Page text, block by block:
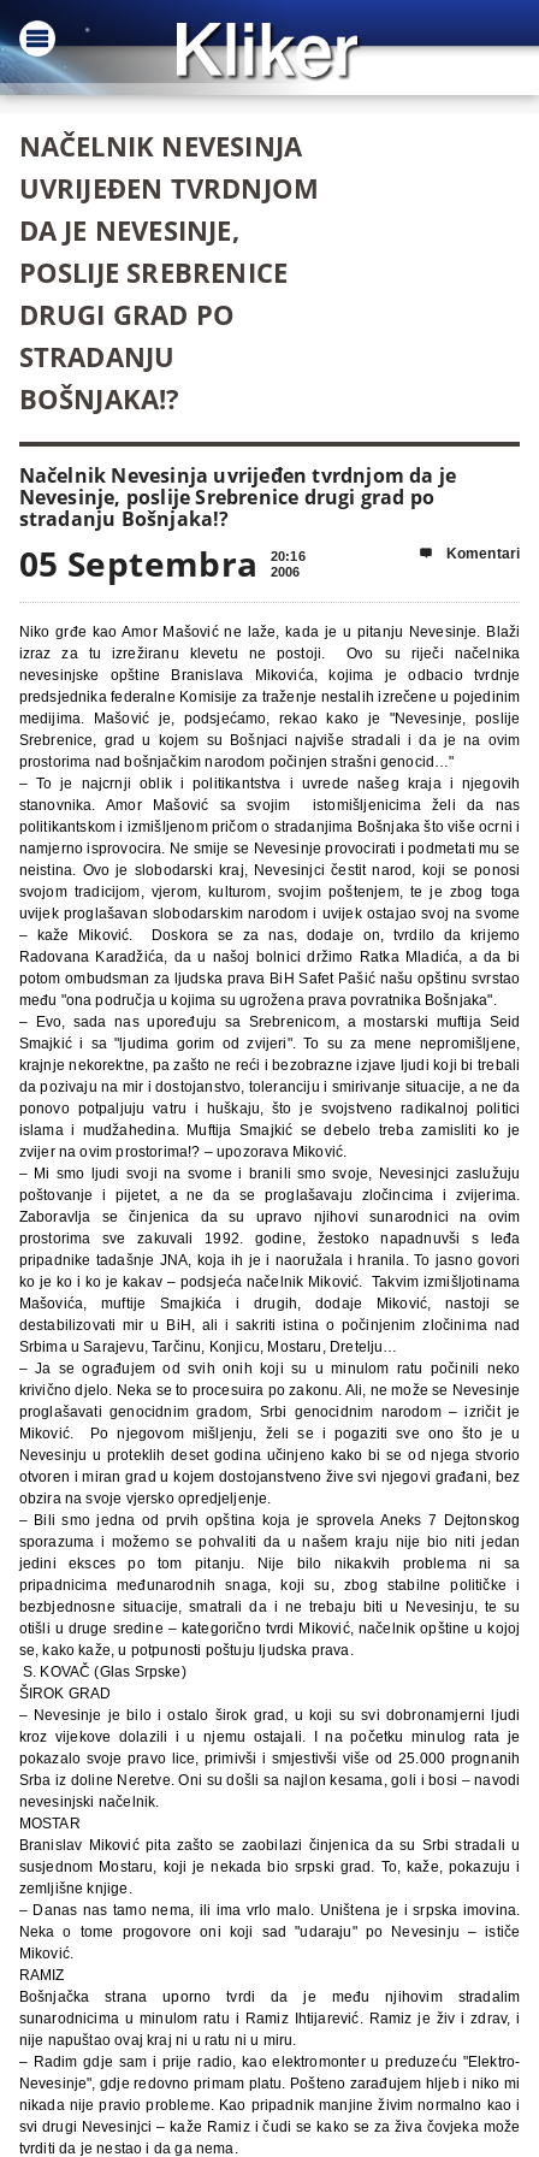
NAČELNIK NEVESINJA
UVRIJEĐEN TVRDNJOM
DA JE NEVESINJE,
POSLIJE SREBRENICE
DRUGI GRAD PO
STRADANJU
BOŠNJAKA!?
Načelnik Nevesinja uvrijeđen tvrdnjom da je
Nevesinje, poslije Srebrenice drugi grad po
stradanju Bošnjaka!?
05 Septembra
20:16
2006
 Komentari
Niko grđe kao Amor Mašović ne laže, kada je u pitanju Nevesinje. Blaži
izraz za tu izrežiranu klevetu ne postoji.
Ovo su riječi načelnika
nevesinjske opštine Branislava Mikovića, kojima je odbacio tvrdnje
predsjednika federalne Komisije za traženje nestalih izrečene u pojedinim
medijima. Mašović je, podsjećamo, rekao kako je "Nevesinje, poslije
Srebrenice, grad u kojem su Bošnjaci najviše stradali i da je na ovim
prostorima nad bošnjačkim narodom počinjen strašni genocid…"
– To je najcrnji oblik i politikantstva i uvrede našeg kraja i njegovih
stanovnika. Amor Mašović sa svojim istomišljenicima želi da nas
politikantskom i izmišljenom pričom o stradanjima Bošnjaka što više ocrni i
namjerno isprovocira. Ne smije se Nevesinje provocirati i podmetati mu se
neistina. Ovo je slobodarski kraj, Nevesinjci čestit narod, koji se ponosi
svojom tradicijom, vjerom, kulturom, svojim poštenjem, te je zbog toga
uvijek proglašavan slobodarskim narodom i uvijek ostajao svoj na svome
– kaže Miković.
Doskora se za nas, dodaje on, tvrdilo da krijemo
Radovana Karadžića, da u našoj bolnici držimo Ratka Mladića, a da bi
potom ombudsman za ljudska prava BiH Safet Pašić našu opštinu svrstao
među "ona područja u kojima su ugrožena prava povratnika Bošnjaka".
– Evo, sada nas upoređuju sa Srebrenicom, a mostarski muftija Seid
Smajkić i sa "ljudima gorim od zvijeri". To su za mene nepromišljene,
krajnje nekorektne, pa zašto ne reći i bezobrazne izjave ljudi koji bi trebali
da pozivaju na mir i dostojanstvo, toleranciju i smirivanje situacije, a ne da
ponovo potpaljuju vatru i huškaju, što je svojstveno radikalnoj politici
islama i mudžahedina. Muftija Smajkić se debelo treba zamisliti ko je
zvijer na ovim prostorima!? – upozorava Miković.
– Mi smo ljudi svoji na svome i branili smo svoje, Nevesinjci zaslužuju
poštovanje i pijetet, a ne da se proglašavaju zločincima i zvijerima.
Zaboravlja se činjenica da su upravo njihovi sunarodnici na ovim
prostorima sve zakuvali 1992. godine, žestoko napadnuvši s leđa
pripadnike tadašnje JNA, koja ih je i naoružala i hranila. To jasno govori
ko je ko i ko je kakav – podsjeća načelnik Miković.
Takvim izmišljotinama
Mašovića, muftije Smajkića i drugih, dodaje Miković, nastoji se
destabilizovati mir u BiH, ali i sakriti istina o počinjenim zločinima nad
Srbima u Sarajevu, Tarčinu, Konjicu, Mostaru, Dretelju…
– Ja se ograđujem od svih onih koji su u minulom ratu počinili neko
krivično djelo. Neka se to procesuira po zakonu. Ali, ne može se Nevesinje
proglašavati genocidnim gradom, Srbi genocidnim narodom – izričit je
Miković.
Po njegovom mišljenju, želi se i pogaziti sve ono što je u
Nevesinju u proteklih deset godina učinjeno kako bi se od njega stvorio
otvoren i miran grad u kojem dostojanstveno žive svi njegovi građani, bez
obzira na svoje vjersko opredjeljenje.
– Bili smo jedna od prvih opština koja je sprovela Aneks 7 Dejtonskog
sporazuma i možemo se pohvaliti da u našem kraju nije bio niti jedan
jedini eksces po tom pitanju. Nije bilo nikakvih problema ni sa
pripadnicima međunarodnih snaga, koji su, zbog stabilne političke i
bezbjednosne situacije, smatrali da i ne trebaju biti u Nevesinju, te su
otišli u druge sredine – kategorično tvrdi Miković, načelnik opštine u kojoj
se, kako kaže, u potpunosti poštuju ljudska prava.
S. KOVAČ (Glas Srpske)
ŠIROK GRAD
– Nevesinje je bilo i ostalo širok grad, u koji su svi dobronamjerni ljudi
kroz vijekove dolazili i u njemu ostajali. I na početku minulog rata je
pokazalo svoje pravo lice, primivši i smjestivši više od 25.000 prognanih
Srba iz doline Neretve. Oni su došli sa najlon kesama, goli i bosi – navodi
nevesinjski načelnik.
MOSTAR
Branislav Miković pita zašto se zaobilazi činjenica da su Srbi stradali u
susjednom Mostaru, koji je nekada bio srpski grad. To, kaže, pokazuju i
zemljišne knjige.
– Danas nas tamo nema, ili ima vrlo malo. Uništena je i srpska imovina.
Neka o tome progovore oni koji sad "udaraju" po Nevesinju – ističe
Miković.
RAMIZ
Bošnjačka strana uporno tvrdi da je među njihovim stradalim
sunarodnicima u minulom ratu i Ramiz Ihtijarević. Ramiz je živ i zdrav, i
nije napuštao ovaj kraj ni u ratu ni u miru.
– Radim gdje sam i prije radio, kao elektromonter u preduzeću "Elektro-
Nevesinje", gdje redovno primam platu. Pošteno zarađujem hljeb i niko mi
nikada nije pravio probleme. Kao pripadnik manjine živim normalno kao i
svi drugi Nevesinjci – kaže Ramiz i čudi se kako se za živa čovjeka može
tvrditi da je nestao i da ga nema.